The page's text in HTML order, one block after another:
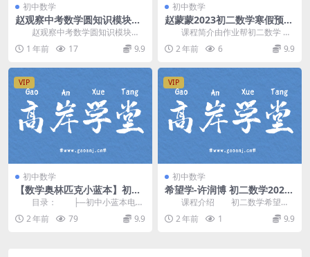
初中数学
赵观察中考数学圆知识模块专
题培优课(含资料) 百度网盘分
享
赵观察中考数学圆知识模块专
题培优课(含资料)，按知识点模块，
适合全国各版本教...
1 年前 17 9.9
初中数学
赵蒙蒙2023初二数学寒假预习
尖端班直播课(A+)
课程简介由作业帮初二数学 赵
蒙蒙 老师讲课，赵蒙蒙初二数学下
寒假预习直播课，...
2 年前 6 9.9
VIP
初中数学
【数学奥林匹克小蓝本】初中
数学 百度网盘分享
目录： ├─初中小蓝本电子
资料 │ ├─8本全套pdf │ │
├┈《...
2 年前 79 9.9
VIP
初中数学
希望学-许润博 初二数学2024
年目标S+创新班 百度网盘分享
课程介绍 初二数学希望学
许润博课程，VIP会员可通过网盘转
存下载或者在线播...
2 年前 1 9.9